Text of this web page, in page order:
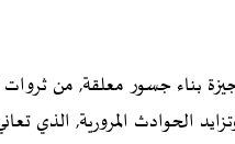
بناء جسور معلقة, من
الحوادث المرورية, الذي